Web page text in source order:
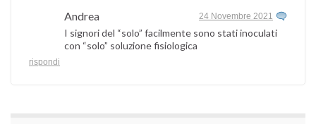
Andrea 24 Novembre 2021
I signori del “solo” facilmente sono stati inoculati
con “solo” soluzione fisiologica
rispondi